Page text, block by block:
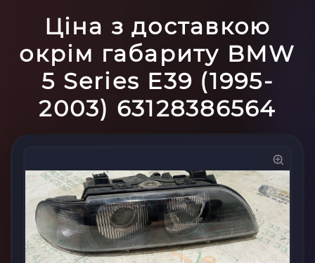
Ціна з доставкою
окрім габариту BMW
5 Series E39 (1995-
2003) 63128386564